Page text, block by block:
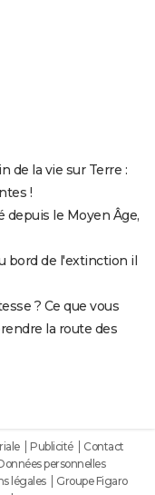
de la vie sur Terre :
!
depuis le Moyen Âge,
bord de l'extinction il
? Ce que vous
la route des
Publicité
Contact
personnelles
légales
Groupe Figaro